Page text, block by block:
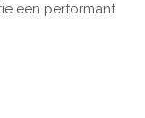
een performant